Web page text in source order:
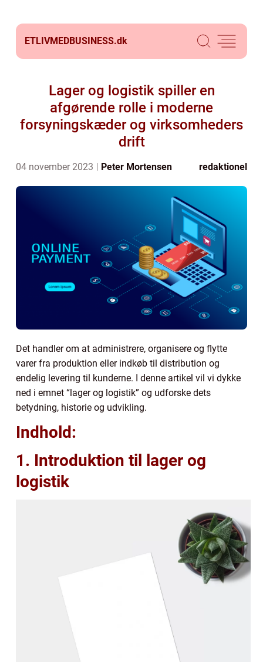
ETLIVMEDBUSINESS.dk
Lager og logistik spiller en
afgørende rolle i moderne
forsyningskæder og virksomheders
drift
04 november 2023 Peter Mortensen redaktionel
Det handler om at administrere, organisere og flytte
varer fra produktion eller indkøb til distribution og
endelig levering til kunderne. I denne artikel vil vi dykke
ned i emnet “lager og logistik” og udforske dets
betydning, historie og udvikling.
Indhold:
1. Introduktion til lager og
logistik